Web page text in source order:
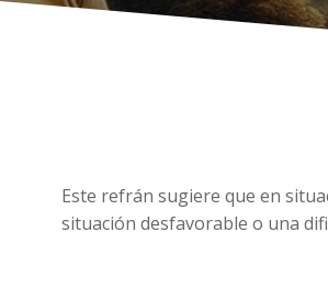
Este refrán sugiere que en
situación desfavorable o una